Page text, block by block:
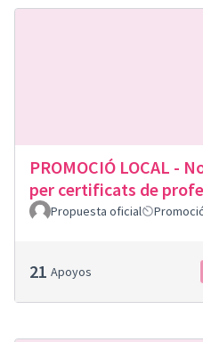
PROMOCIÓ LOCAL -
per certificats de
Propuesta oficial
21 Apoyos